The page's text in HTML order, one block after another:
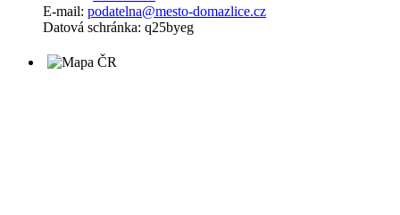
E-mail: podatelna@mesto-domazlice.cz
Datová schránka: q25byeg